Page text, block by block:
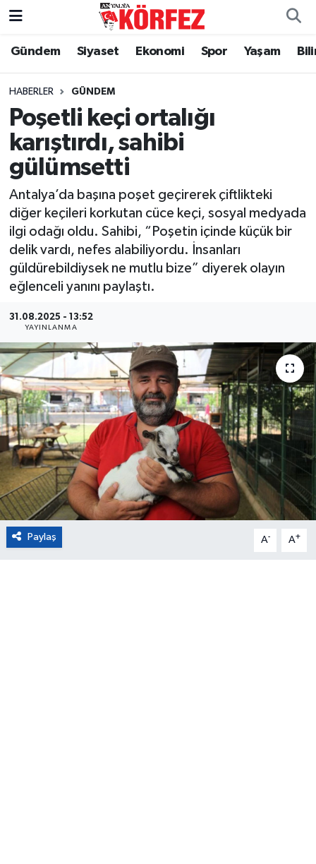
Gündem Siyaset Ekonomi Spor Yaşam
HABERLER GÜNDEM
Poşetli keçi ortalığı
karıştırdı, sahibi
gülümsetti
Antalya’da başına poşet geçirerek çiftlikteki
diğer keçileri korkutan cüce keçi, sosyal medyada
ilgi odağı oldu. Sahibi, “Poşetin içinde küçük bir
delik vardı, nefes alabiliyordu. İnsanları
güldürebildiysek ne mutlu bize” diyerek olayın
eğlenceli yanını paylaştı.
31.08.2025 - 13:52
YAYINLANMA
Paylaş A- A+
Gündem
Siyaset
Yerel Yönetim
Ekonomi
Spor
Yaşam
Asayiş
Eğitim
Sağlık
Magazin
Turizm
Çevre
Kültür ve Sanat
Nöbetçi Eczaneler
Hava Durumu
Trafik Durumu
Süper Lig Puan Durumu ve Fikstür
Tüm Manşetler
Son Dakika Haberleri
Haber Arşivi